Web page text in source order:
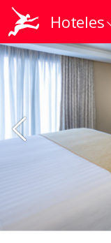
Hoteles